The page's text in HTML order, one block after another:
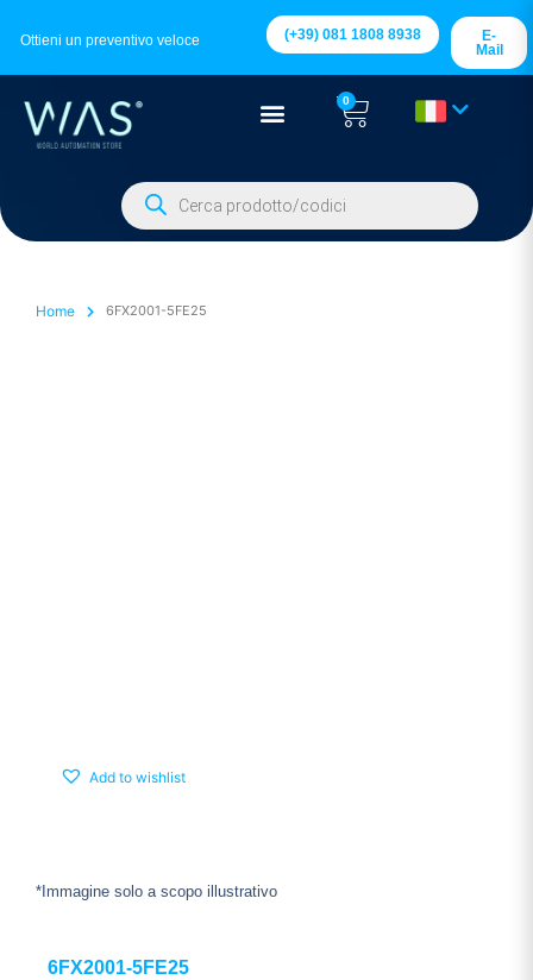
Ottieni un preventivo veloce (+39) 081 1808 8938
E-
Mail
0
Home 6FX2001-5FE25
Add to wishlist
*Immagine solo a scopo illustrativo
6FX2001-5FE25